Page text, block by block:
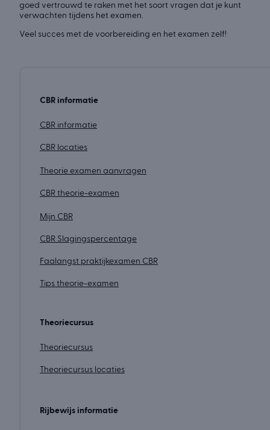
CBR informatie
CBR informatie
CBR locaties
Theorie examen aanvragen
CBR theorie-examen
Mijn CBR
CBR Slagingspercentage
Faalangst praktijkexamen CBR
Tips theorie-examen
Theoriecursus
Theoriecursus
Theoriecursus locaties
Rijbewijs informatie
goed vertrouwd te raken met het soort vragen dat je kunt
verwachten tijdens het examen.
Veel succes met de voorbereiding en het examen zelf!